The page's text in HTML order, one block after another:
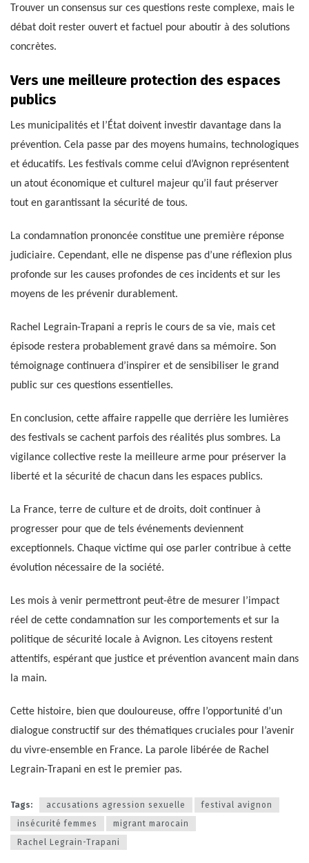
Trouver un consensus sur ces questions reste complexe, mais le
débat doit rester ouvert et factuel pour aboutir à des solutions
concrètes.
Vers une meilleure protection des espaces
publics
Les municipalités et l’État doivent investir davantage dans la
prévention. Cela passe par des moyens humains, technologiques
et éducatifs. Les festivals comme celui d’Avignon représentent
un atout économique et culturel majeur qu’il faut préserver
tout en garantissant la sécurité de tous.
La condamnation prononcée constitue une première réponse
judiciaire. Cependant, elle ne dispense pas d’une réflexion plus
profonde sur les causes profondes de ces incidents et sur les
moyens de les prévenir durablement.
Rachel Legrain-Trapani a repris le cours de sa vie, mais cet
épisode restera probablement gravé dans sa mémoire. Son
témoignage continuera d’inspirer et de sensibiliser le grand
public sur ces questions essentielles.
En conclusion, cette affaire rappelle que derrière les lumières
des festivals se cachent parfois des réalités plus sombres. La
vigilance collective reste la meilleure arme pour préserver la
liberté et la sécurité de chacun dans les espaces publics.
La France, terre de culture et de droits, doit continuer à
progresser pour que de tels événements deviennent
exceptionnels. Chaque victime qui ose parler contribue à cette
évolution nécessaire de la société.
Les mois à venir permettront peut-être de mesurer l’impact
réel de cette condamnation sur les comportements et sur la
politique de sécurité locale à Avignon. Les citoyens restent
attentifs, espérant que justice et prévention avancent main dans
la main.
Cette histoire, bien que douloureuse, offre l’opportunité d’un
dialogue constructif sur des thématiques cruciales pour l’avenir
du vivre-ensemble en France. La parole libérée de Rachel
Legrain-Trapani en est le premier pas.
Tags: accusations agression sexuelle
festival avignon
insécurité femmes
migrant marocain
Rachel Legrain-Trapani